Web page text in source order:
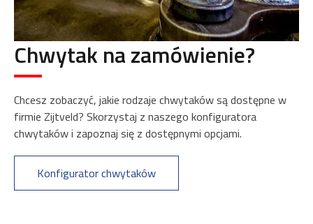
Chwytak na zamówienie?
Chcesz zobaczyć, jakie rodzaje chwytaków są dostępne w
firmie Zijtveld? Skorzystaj z naszego konfiguratora
chwytaków i zapoznaj się z dostępnymi opcjami.
Konfigurator chwytaków